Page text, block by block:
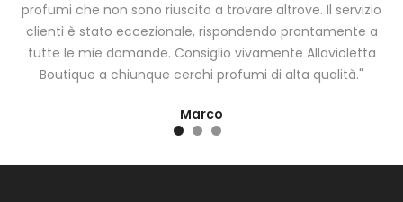
profumi che non sono riuscito a trovare altrove. Il servizio
clienti è stato eccezionale, rispondendo prontamente a
tutte le mie domande. Consiglio vivamente Allavioletta
Boutique a chiunque cerchi profumi di alta qualità."
Marco